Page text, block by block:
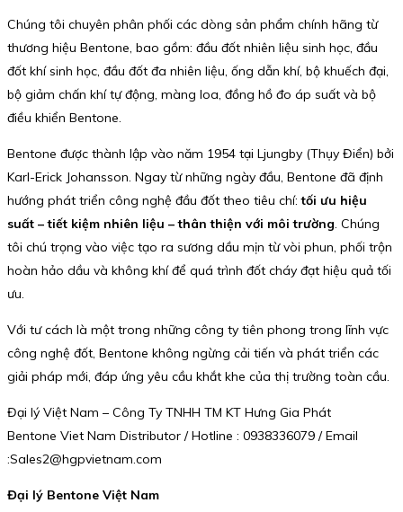
Chúng tôi chuyên phân phối các dòng sản phẩm chính hãng từ
thương hiệu Bentone, bao gồm: đầu đốt nhiên liệu sinh học, đầu
đốt khí sinh học, đầu đốt đa nhiên liệu, ống dẫn khí, bộ khuếch đại,
bộ giảm chấn khí tự động, màng loa, đồng hồ đo áp suất và bộ
điều khiển Bentone.
Bentone được thành lập vào năm 1954 tại Ljungby (Thụy Điển) bởi
Karl-Erick Johansson. Ngay từ những ngày đầu, Bentone đã định
hướng phát triển công nghệ đầu đốt theo tiêu chí:tối ưu hiệu
suất – tiết kiệm nhiên liệu – thân thiện với môi trường. Chúng
tôi chú trọng vào việc tạo ra sương dầu mịn từ vòi phun, phối trộn
hoàn hảo dầu và không khí để quá trình đốt cháy đạt hiệu quả tối
ưu.
Với tư cách là một trong những công ty tiên phong trong lĩnh vực
công nghệ đốt, Bentone không ngừng cải tiến và phát triển các
giải pháp mới, đáp ứng yêu cầu khắt khe của thị trường toàn cầu.
Đại lý Việt Nam – Công Ty TNHH TM KT Hưng Gia Phát
Bentone Viet Nam Distributor / Hotline : 0938336079 / Email
:Sales2@hgpvietnam.com
Đại lý Bentone Việt Nam